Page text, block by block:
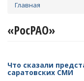
здесь
Главная
«РосРАО»
Что сказали
саратовских СМИ